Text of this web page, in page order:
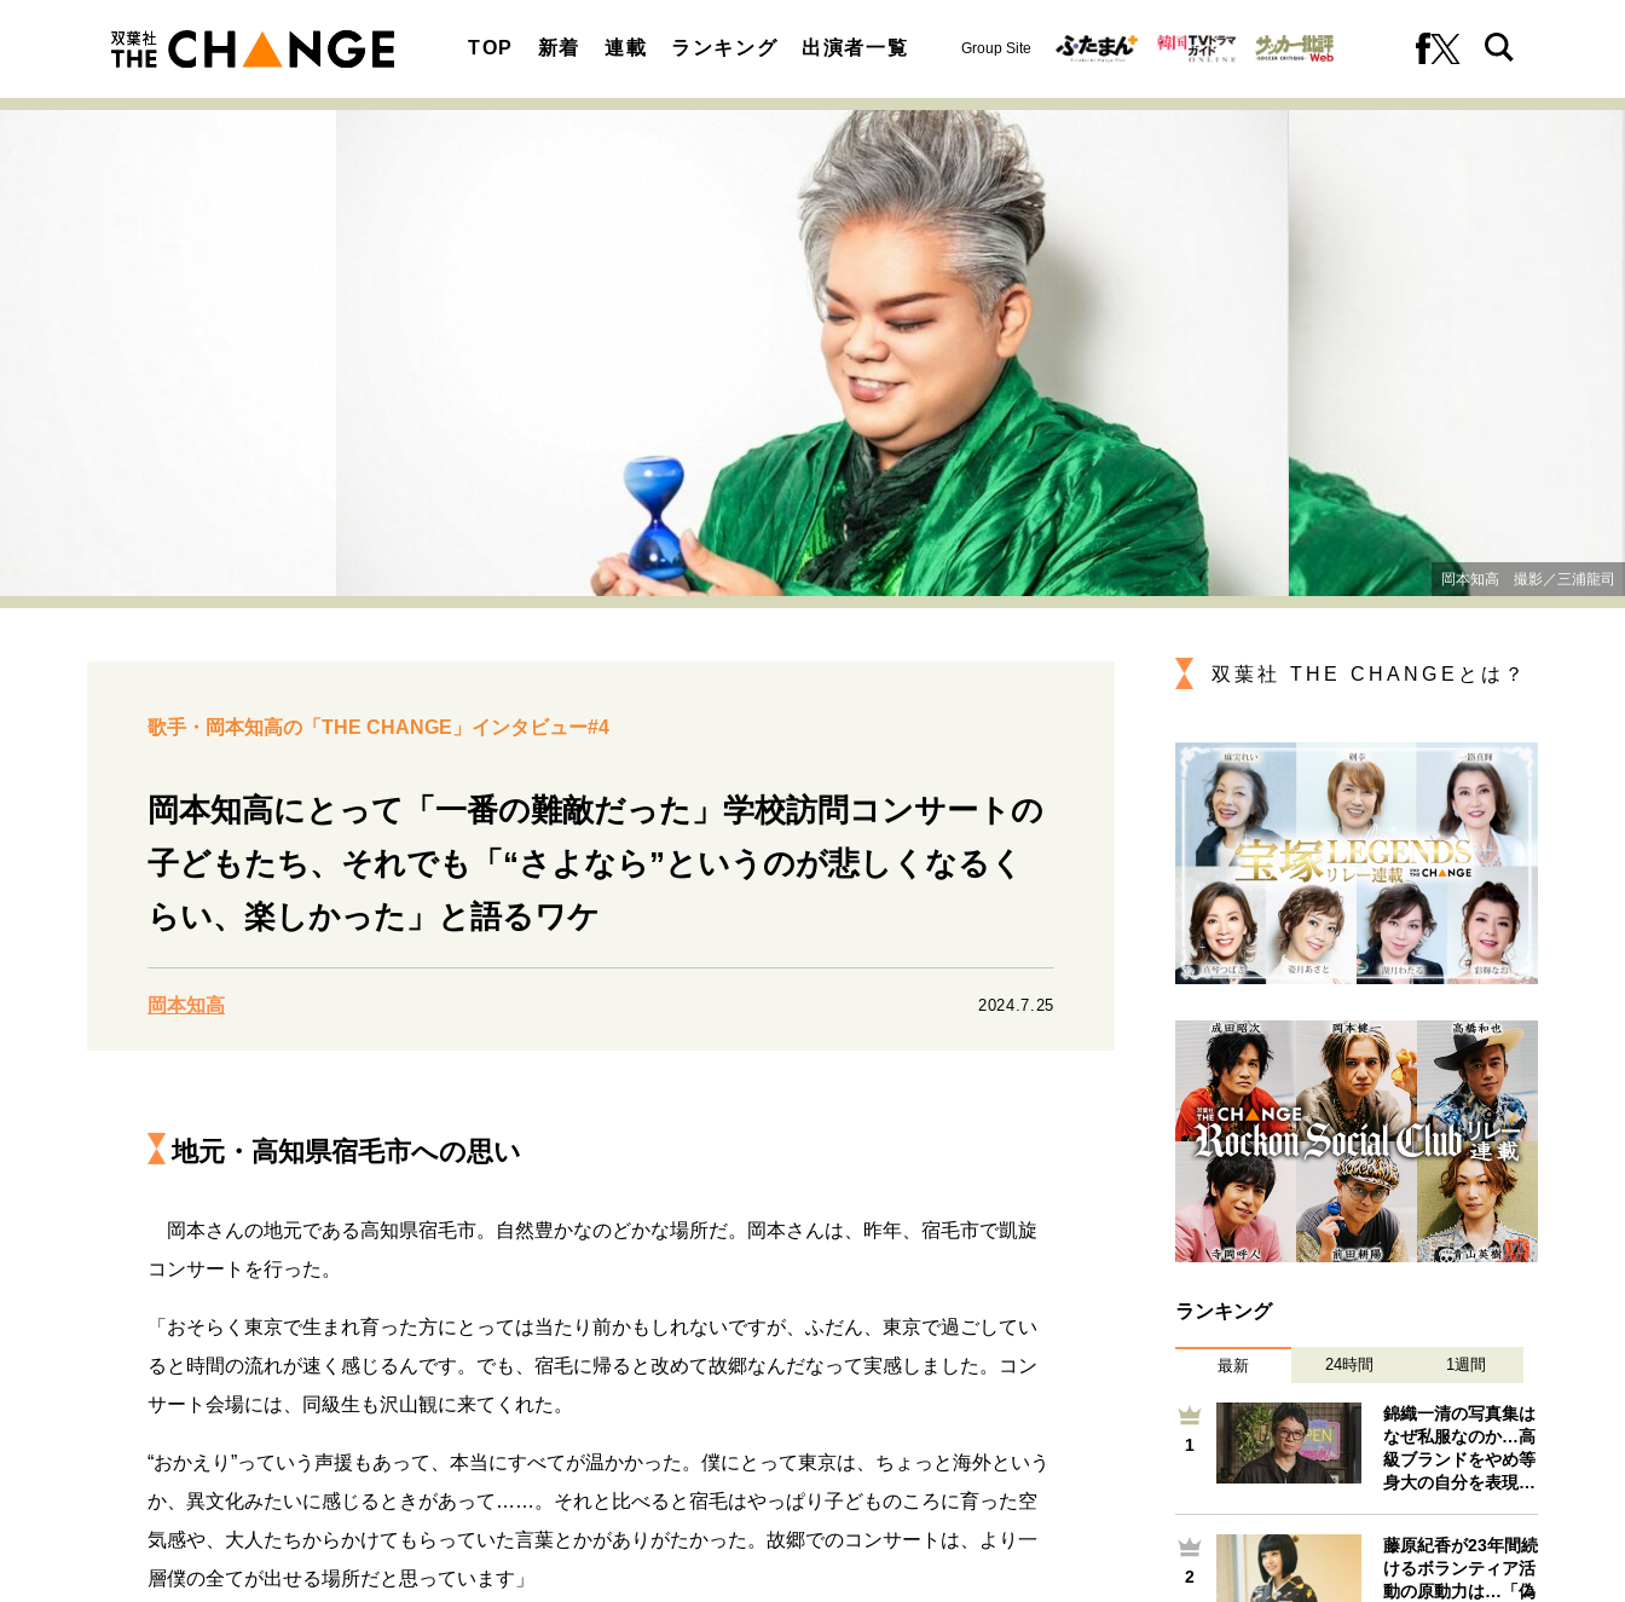
TOP 新着 連載 ランキング 出演者一覧 Group Site
挫折からの再起
10代の挫折と原点
独立という決断 大人の学び直し
ファーストキャリアを拓く
リーダーの流儀 変革の原動力 次世代へのバトン トップが描く未来
40代からの景色
一生モノの愛用品
社会・カルチャー・マネー 地域とつながる/お金との付き合い方
岡本知高 撮影／三浦龍司
歌手・岡本知高の「THE CHANGE」インタビュー#4
岡本知高にとって「一番の難敵だった」学校訪問コンサートの
子どもたち、それでも「“さよなら”というのが悲しくなるく
らい、楽しかった」と語るワケ
岡本知高 2024.7.25
地元・高知県宿毛市への思い
岡本さんの地元である高知県宿毛市。自然豊かなのどかな場所だ。岡本さんは、昨年、宿毛市で凱旋
コンサートを行った。
「おそらく東京で生まれ育った方にとっては当たり前かもしれないですが、ふだん、東京で過ごしてい
ると時間の流れが速く感じるんです。でも、宿毛に帰ると改めて故郷なんだなって実感しました。コン
サート会場には、同級生も沢山観に来てくれた。
“おかえり”っていう声援もあって、本当にすべてが温かかった。僕にとって東京は、ちょっと海外という
か、異文化みたいに感じるときがあって……。それと比べると宿毛はやっぱり子どものころに育った空
気感や、大人たちからかけてもらっていた言葉とかがありがたかった。故郷でのコンサートは、より一
層僕の全てが出せる場所だと思っています」
双葉社 THE CHANGEとは？
ランキング
最新 24時間 1週間
1
錦織一清の写真集は
なぜ私服なのか…高
級ブランドをやめ等
身大の自分を表現…
2
藤原紀香が23年間続
けるボランティア活
動の原動力は…「偽